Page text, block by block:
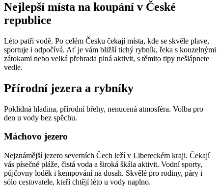
Nejlepší místa na koupání v České
republice
Léto patří vodě. Po celém Česku čekají místa, kde se skvěle plave,
sportuje i odpočívá. Ať je vám bližší tichý rybník, řeka s kouzelnými
zátokami nebo velká přehrada plná aktivit, s těmito tipy nešlápnete
vedle.
Přírodní jezera a rybníky
Poklidná hladina, přírodní břehy, nenucená atmosféra. Volba pro
den u vody bez spěchu.
Máchovo jezero
Nejznámější jezero severních Čech leží v Libereckém kraji. Čekají
vás písečné pláže, čistá voda a široká škála aktivit. Vodní sporty,
půjčovny loděk i kempování na dosah. Skvělé pro rodiny, páry i
sólo cestovatele, kteří chtějí léto u vody naplno.